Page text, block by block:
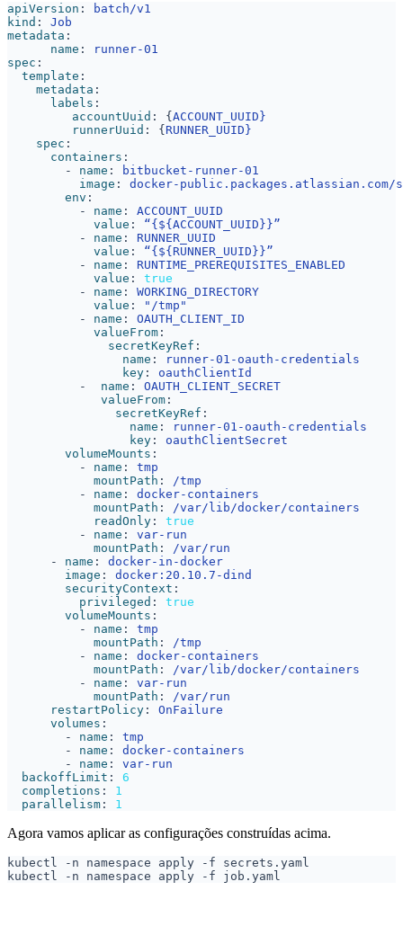
apiVersion :
batch/v1
kind :
Job
metadata :
name :
runner-01
spec :
template :
metadata :
labels :
accountUuid : { ACCOUNT_UUID}
runnerUuid : { RUNNER_UUID}
spec :
containers :
- name :
bitbucket-runner-01
image :
docker-
env :
- name :
ACCOUNT_UUID
value :
“{${ACCOUNT_UUID}}”
- name :
RUNNER_UUID
value :
“{${RUNNER_UUID}}”
- name :
RUNTIME_PREREQUISITES_ENABLED
value :
true
- name :
WORKING_DIRECTORY
value :
"/tmp"
- name :
OAUTH_CLIENT_ID
valueFrom :
secretKeyRef :
name :
runner-01-oauth-credentials
key :
oauthClientId
-
name :
OAUTH_CLIENT_SECRET
valueFrom :
secretKeyRef :
name :
runner-01-oauth-credentials
key :
oauthClientSecret
volumeMounts :
- name :
tmp
mountPath :
/tmp
- name :
docker-containers
mountPath :
/var/lib/docker/containers
readOnly :
true
- name :
var-run
mountPath :
/var/run
- name :
docker-in-docker
image :
docker:20.10.7-dind
securityContext :
privileged :
true
volumeMounts :
- name :
tmp
mountPath :
/tmp
- name :
docker-containers
mountPath :
/var/lib/docker/containers
- name :
var-run
mountPath :
/var/run
restartPolicy :
OnFailure
volumes :
- name :
tmp
- name :
docker-containers
- name :
var-run
backoffLimit :
6
completions :
1
parallelism : 1
Agora vamos aplicar as configurações construídas acima.